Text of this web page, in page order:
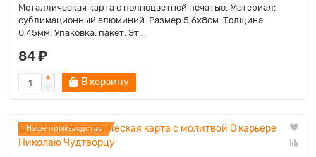
Металлическая карта с полноцветной печатью. Материал:
сублимационный алюминий. Размер 5,6х8см. Толщина
0,45мм. Упаковка: пакет. Эт..
84 ₽
В корзину
Наше производство